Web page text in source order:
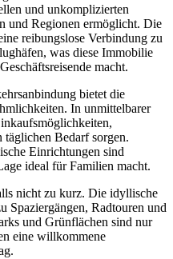
und unkomplizierten
und Regionen ermöglicht. Die
reibungslose Verbindung zu
was diese Immobilie
macht.
bietet die
In unmittelbarer
täglichen Bedarf sorgen.
Einrichtungen sind
ideal für Familien macht.
nicht zu kurz. Die idyllische
Spaziergängen, Radtouren und
und Grünflächen sind nur
eine willkommene